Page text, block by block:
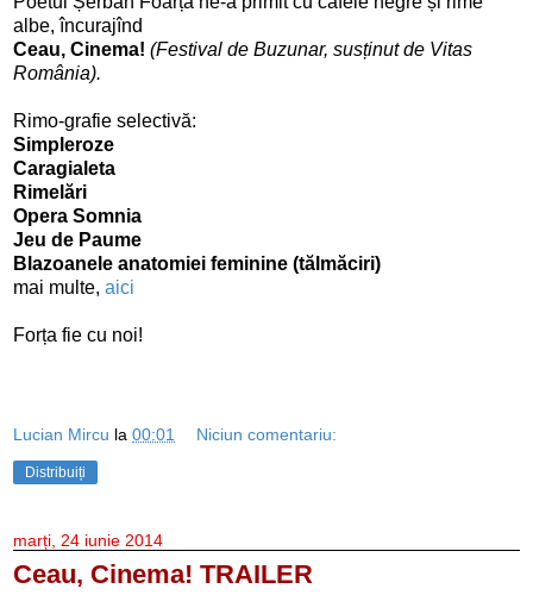
albe, încurajînd
Ceau, Cinema! (Festival de Buzunar, susținut de Vitas
România).
Rimo-grafie selectivă:
Simpleroze
Caragialeta
Rimelări
Opera Somnia
Jeu de Paume
Blazoanele anatomiei feminine (tălmăciri)
mai multe, aici
Forța fie cu noi!
Lucian Mircu la 00:01 Niciun comentariu:
Distribuiți
marți, 24 iunie 2014
Ceau, Cinema! TRAILER